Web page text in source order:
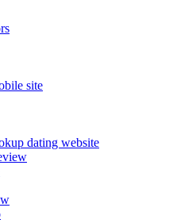
site
dating website